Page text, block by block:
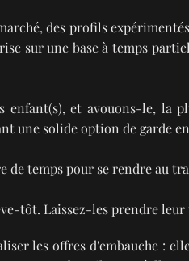
des profils
sur une base à temps
enfant(s), et avouons-le, la
une solide option de garde
de temps pour se rendre au
tôt. Laissez-les prendre
les offres d'embauche :